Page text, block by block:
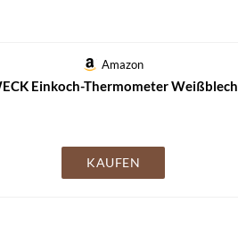
Amazon
Einkoch-Thermometer Weißblech
KAUFEN